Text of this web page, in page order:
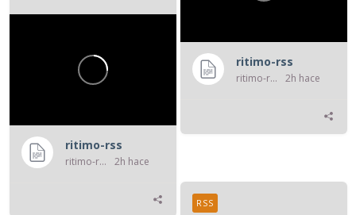
ritimo-rss
ritimo-rss 2h hace
ritimo-rss
ritimo-rss 2h hace
RSS